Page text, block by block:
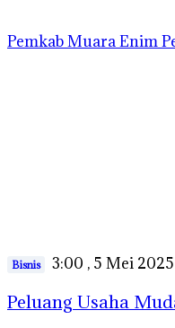
Pemkab Muara Enim
Bisnis 3:00 , 5 Mei 2025
Peluang Usaha